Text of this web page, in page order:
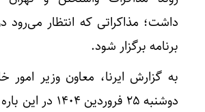
داشت؛ مذاکراتی که انتظار می‌رود
برنامه برگزار شود.
به گزارش ایرنا، معاون وزیر امور
دوشنبه ۲۵ فروردین